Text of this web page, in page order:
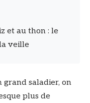
et au thon : le
veille
grand saladier, on
plus de